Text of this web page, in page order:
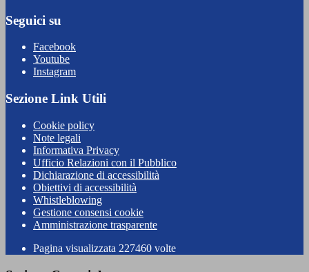
Seguici su
Facebook
Youtube
Instagram
Sezione Link Utili
Cookie policy
Note legali
Informativa Privacy
Ufficio Relazioni con il Pubblico
Dichiarazione di accessibilità
Obiettivi di accessibilità
Whistleblowing
Gestione consensi cookie
Amministrazione trasparente
Pagina visualizzata 227460 volte